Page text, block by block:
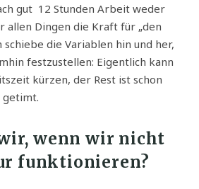
gut 12 Stunden Arbeit weder
allen Dingen die Kraft für „den
schiebe die Variablen hin und her,
festzustellen: Eigentlich kann
kürzen, der Rest ist schon
getimt.
wenn wir nicht
funktionieren?